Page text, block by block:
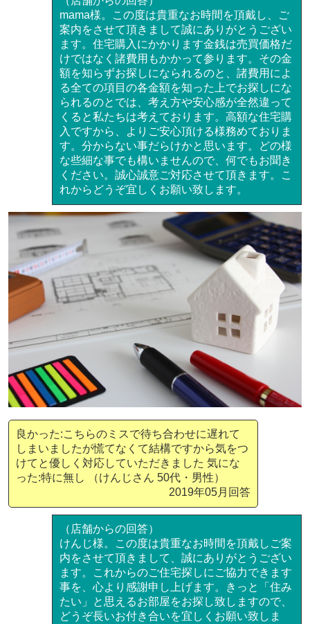
mama様。この度は貴重なお時間を頂戴し、ご
案内をさせて頂きまして誠にありがとうござい
ます。住宅購入にかかります金銭は売買価格だ
けではなく諸費用もかかって参ります。その金
額を知らずお探しになられるのと、諸費用によ
る全ての項目の各金額を知った上でお探しにな
られるのとでは、考え方や安心感が全然違って
くると私たちは考えております。高額な住宅購
入ですから、よりご安心頂ける様務めておりま
す。分からない事だらけかと思います。どの様
な些細な事でも構いませんので、何でもお聞き
ください。誠心誠意ご対応させて頂きます。こ
れからどうぞ宜しくお願い致します。
良かった:こちらのミスで待ち合わせに遅れて
しまいましたが慌てなくて結構ですから気をつ
けてと優しく対応していただきました 気にな
った:特に無し （けんじさん 50代・男性）
2019年05月回答
（店舗からの回答）
けんじ様。この度は貴重なお時間を頂戴しご案
内をさせて頂きまして、誠にありがとうござい
ます。これからのご住宅探しにご協力できます
事を、心より感謝申し上げます。きっと「住み
たい」と思えるお部屋をお探し致しますので、
どうぞ長いお付き合いを宜しくお願い致しま